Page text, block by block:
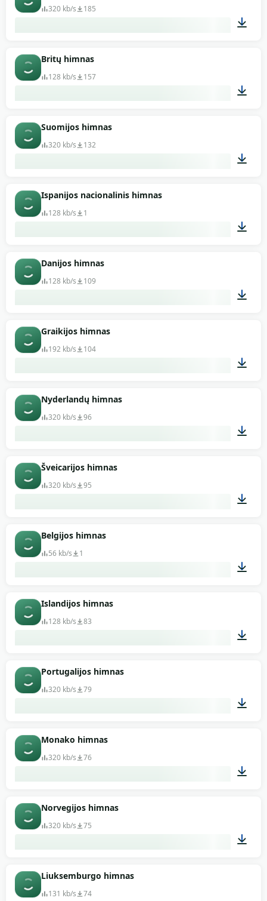
320 kb/s 185
Britų himnas
128 kb/s 157
Suomijos himnas
320 kb/s 132
Ispanijos nacionalinis himnas
128 kb/s 1
Danijos himnas
128 kb/s 109
Graikijos himnas
192 kb/s 104
Nyderlandų himnas
320 kb/s 96
Šveicarijos himnas
320 kb/s 95
Belgijos himnas
56 kb/s 1
Islandijos himnas
128 kb/s 83
Portugalijos himnas
320 kb/s 79
Monako himnas
320 kb/s 76
Norvegijos himnas
320 kb/s 75
Liuksemburgo himnas
131 kb/s 74